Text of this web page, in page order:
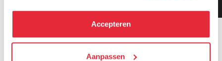
hebben verzameld via het gebruik van hun diensten. Je
kunt alle cookies accepteren, alleen noodzakelijke
We werken samen met21 derden
die uw gegevens
Accepteren
Aanpassen